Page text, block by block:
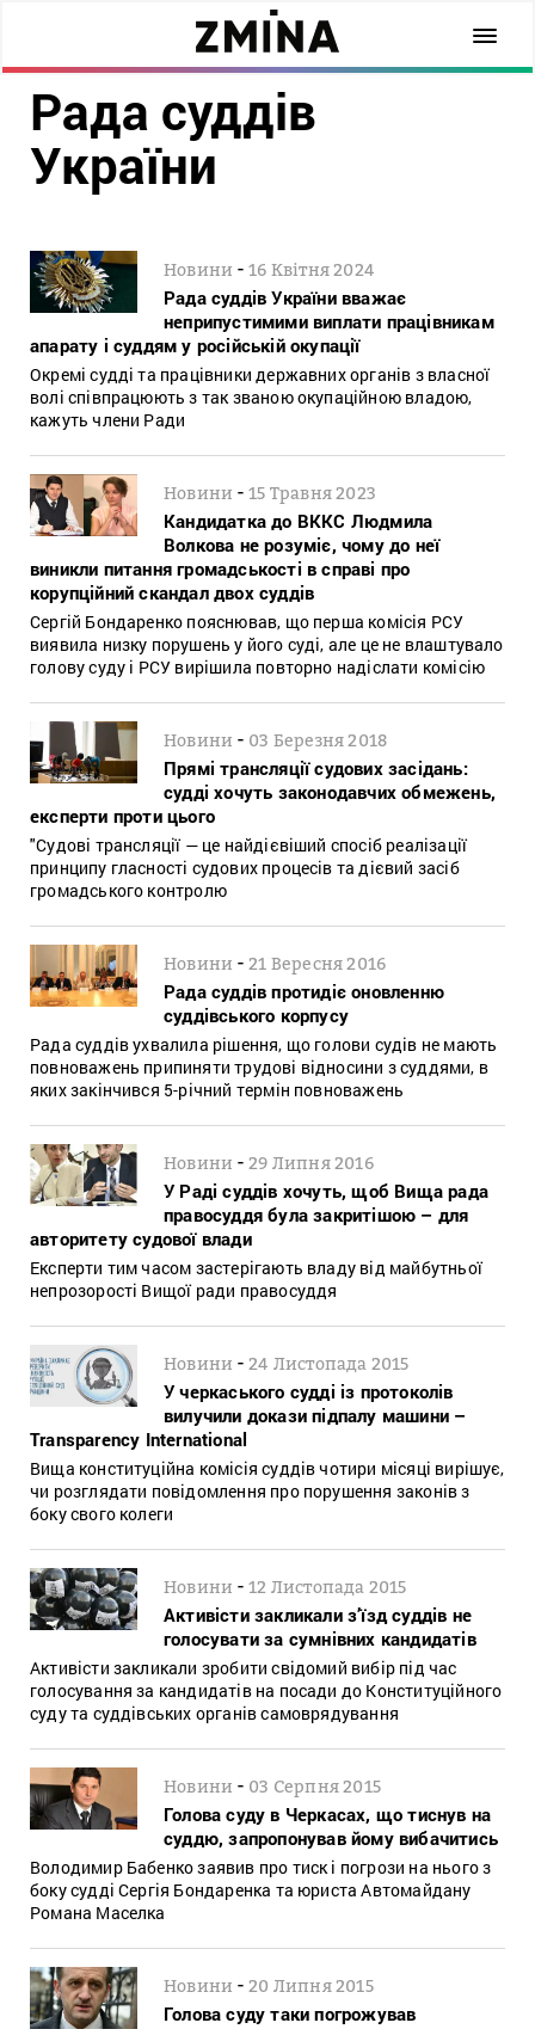
Рада суддів
України
Новини -16 Квітня 2024
Рада суддів України вважає
неприпустимими виплати працівникам
апарату і суддям у російській окупації
Окремі судді та працівники державних органів з власної
волі співпрацюють з так званою окупаційною владою,
кажуть члени Ради
Новини -15 Травня 2023
Кандидатка до ВККС Людмила
Волкова не розуміє, чому до неї
виникли питання громадськості в справі про
корупційний скандал двох суддів
Сергій Бондаренко пояснював, що перша комісія РСУ
виявила низку порушень у його суді, але це не влаштувало
голову суду і РСУ вирішила повторно надіслати комісію
Новини - 03 Березня 2018
Прямі трансляції судових засідань:
судді хочуть законодавчих обмежень,
експерти проти цього
"Судові трансляції — це найдієвіший спосіб реалізації
принципу гласності судових процесів та дієвий засіб
громадського контролю
Новини -21 Вересня 2016
Рада суддів протидіє оновленню
суддівського корпусу
Рада суддів ухвалила рішення, що голови судів не мають
повноважень припиняти трудові відносини з суддями, в
яких закінчився 5-річний термін повноважень
Новини -29 Липня 2016
У Раді суддів хочуть, щоб Вища рада
правосуддя була закритішою – для
авторитету судової влади
Експерти тим часом застерігають владу від майбутньої
непрозорості Вищої ради правосуддя
Новини -24 Листопада 2015
У черкаського судді із протоколів
вилучили докази підпалу машини –
Transparency International
Вища конституційна комісія суддів чотири місяці вирішує,
чи розглядати повідомлення про порушення законів з
боку свого колеги
Новини -12 Листопада 2015
Активісти закликали з’їзд суддів не
голосувати за сумнівних кандидатів
Активісти закликали зробити свідомий вибір під час
голосування за кандидатів на посади до Конституційного
суду та суддівських органів самоврядування
Новини - 03 Серпня 2015
Голова суду в Черкасах, що тиснув на
суддю, запропонував йому вибачитись
Володимир Бабенко заявив про тиск і погрози на нього з
боку судді Сергія Бондаренка та юриста Автомайдану
Романа Маселка
Новини -20 Липня 2015
Голова суду таки погрожував